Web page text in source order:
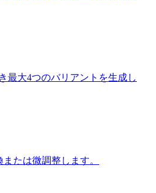
最大4つのバリアントを生成し
たは微調整します。